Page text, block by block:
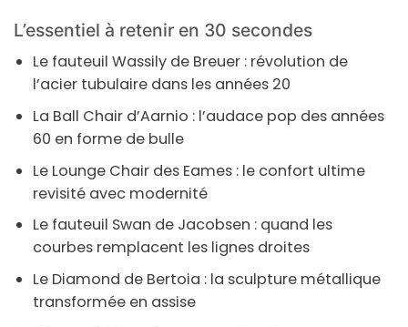
L’essentiel à retenir en 30 secondes
Le fauteuil Wassily de Breuer : révolution de
l’acier tubulaire dans les années 20
La Ball Chair d’Aarnio : l’audace pop des années
60 en forme de bulle
Le Lounge Chair des Eames : le confort ultime
revisité avec modernité
Le fauteuil Swan de Jacobsen : quand les
courbes remplacent les lignes droites
Le Diamond de Bertoia : la sculpture métallique
transformée en assise